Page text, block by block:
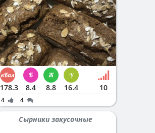
178.3 8.4 8.8 16.4 10
4 4
Сырники закусочные